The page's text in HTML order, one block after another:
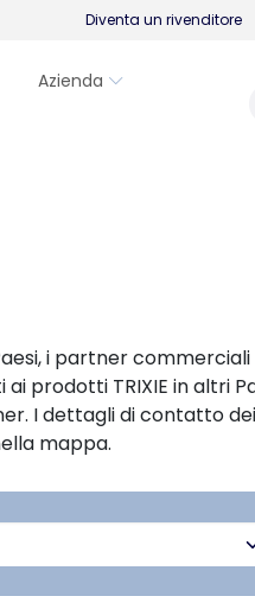
Diventa un rivenditore
Azienda
i partner commerciali
prodotti TRIXIE in altri
I dettagli di contatto
mappa.